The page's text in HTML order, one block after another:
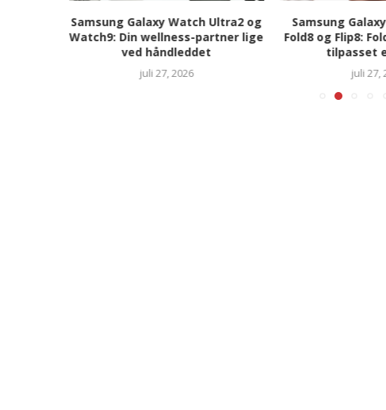
Samsung Galaxy Watch Ultra2 og
Watch9: Din wellness-partner lige
ved håndleddet
juli 27, 2026
Samsung
Fold8 og Flip8:
tilpasset
juli 27,